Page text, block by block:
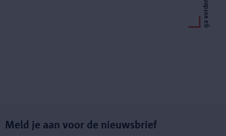
ga verder
Meld je aan voor de nieuwsbrief